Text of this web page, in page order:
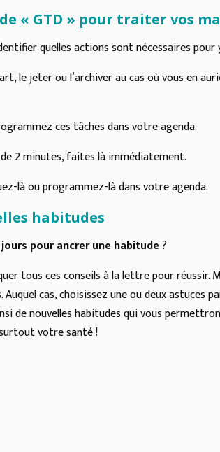
« GTD » pour traiter vos
quelles actions sont nécessaires pour
le jeter ou l’archiver au cas où vous en
ces tâches dans votre agenda.
2 minutes, faites là immédiatement.
là ou programmez-là dans votre agenda.
habitudes
jours pour ancrer une habitude?
tous ces conseils à la lettre pour
Auquel cas, choisissez une ou deux astuces
de nouvelles habitudes qui vous
votre santé !